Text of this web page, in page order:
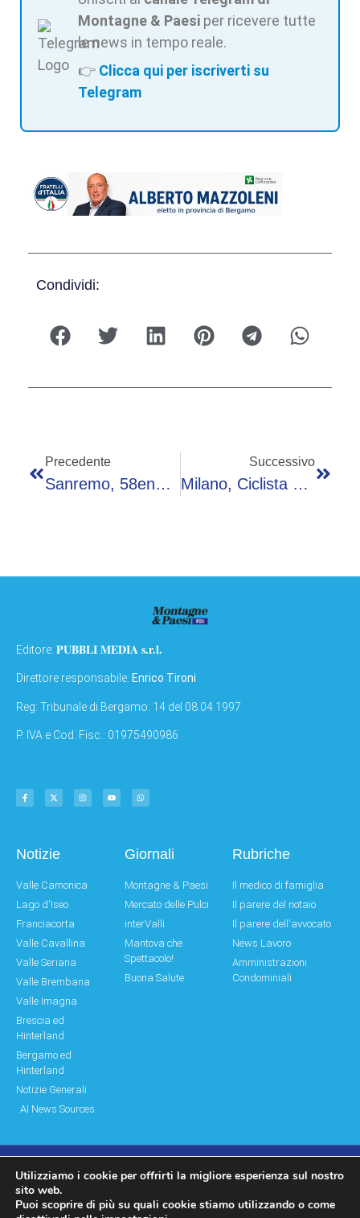
Montagne & Paesi per ricevere tutte
le news in tempo reale.
👉 Clicca qui per iscriverti su
Telegram
Condividi:
Precedente
Sanremo, 58enne Lorella Capano Trovata Morta In Casa: Fermato Il Figlio
Successivo
Milano, Ciclista Travolta E Uccisa: Camionista Denunciato Per Omicidio Stradale
Editore: PUBBLI MEDIA s.r.l.
Direttore responsabile: Enrico Tironi
Reg: Tribunale di Bergamo: 14 del 08.04.1997
P. IVA e Cod. Fisc.: 01975490986
Notizie
Valle Camonica
Lago d'Iseo
Franciacorta
Valle Cavallina
Valle Seriana
Valle Brembana
Valle Imagna
Brescia ed
Hinterland
Bergamo ed
Hinterland
Notizie Generali
AI News Sources
Giornali
Montagne & Paesi
Mercato delle Pulci
interValli
Mantova che
Spettacolo!
Buona Salute
Rubriche
Il medico di famiglia
Il parere del notaio
Il parere dell'avvocato
News Lavoro
Amministrazioni
Condominiali
© Copyright 2011 – 2026 Montagne & Paesi
Log In|Log Out Privacy Policy
Utilizziamo i cookie per offrirti la migliore esperienza sul nostro
sito web.
Puoi scoprire di più su quali cookie stiamo utilizzando o come